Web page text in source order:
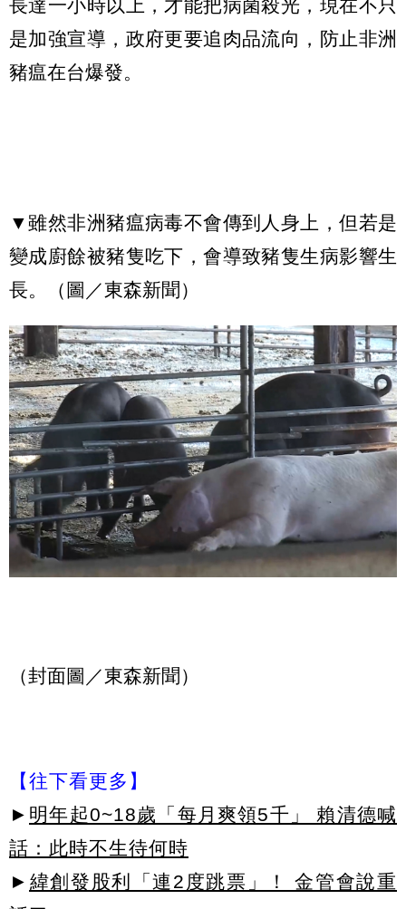
長達一小時以上，才能把病菌殺光，現在不只
是加強宣導，政府更要追肉品流向，防止非洲
豬瘟在台爆發。
▼雖然非洲豬瘟病毒不會傳到人身上，但若是
變成廚餘被豬隻吃下，會導致豬隻生病影響生
長。（圖／東森新聞）
（封面圖／東森新聞）
【往下看更多】
► 明年起0~18歲「每月爽領5千」 賴清德喊
話：此時不生待何時
► 緯創發股利「連2度跳票」！ 金管會說重